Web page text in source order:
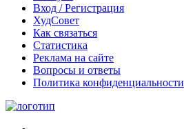
Вход / Регистрация
ХудСовет
Как связаться
Статистика
Реклама на сайте
Вопросы и ответы
Политика конфиденциальности